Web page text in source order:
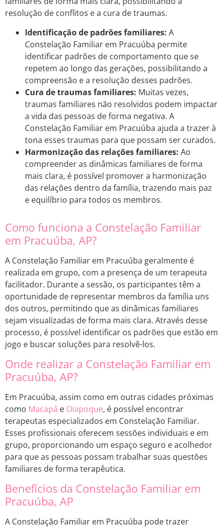
resolução de conflitos e a cura de traumas.
Identificação de padrões familiares: A
Constelação Familiar em Pracuúba permite
identificar padrões de comportamento que se
repetem ao longo das gerações, possibilitando a
compreensão e a resolução desses padrões.
Cura de traumas familiares: Muitas vezes,
traumas familiares não resolvidos podem impactar
a vida das pessoas de forma negativa. A
Constelação Familiar em Pracuúba ajuda a trazer à
tona esses traumas para que possam ser curados.
Harmonização das relações familiares: Ao
compreender as dinâmicas familiares de forma
mais clara, é possível promover a harmonização
das relações dentro da família, trazendo mais paz
e equilíbrio para todos os membros.
Como funciona a Constelação Familiar
em Pracuúba, AP?
A Constelação Familiar em Pracuúba geralmente é
realizada em grupo, com a presença de um terapeuta
facilitador. Durante a sessão, os participantes têm a
oportunidade de representar membros da família uns
dos outros, permitindo que as dinâmicas familiares
sejam visualizadas de forma mais clara. Através desse
processo, é possível identificar os padrões que estão em
jogo e buscar soluções para resolvê-los.
Onde realizar a Constelação Familiar em
Pracuúba, AP?
Em Pracuúba, assim como em outras cidades próximas
como Macapá e Oiapoque, é possível encontrar
terapeutas especializados em Constelação Familiar.
Esses profissionais oferecem sessões individuais e em
grupo, proporcionando um espaço seguro e acolhedor
para que as pessoas possam trabalhar suas questões
familiares de forma terapêutica.
Benefícios da Constelação Familiar em
Pracuúba, AP
A Constelação Familiar em Pracuúba pode trazer